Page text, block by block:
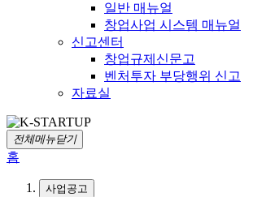
일반 매뉴얼
창업사업 시스템 매뉴얼
신고센터
창업규제신문고
벤처투자 부당행위 신고
자료실
전체메뉴닫기
홈
사업공고